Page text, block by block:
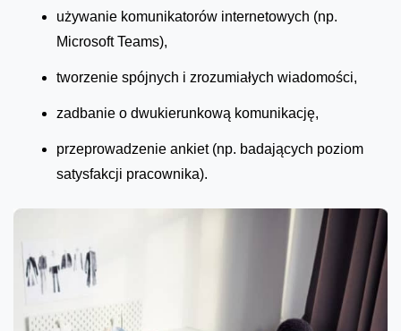
używanie komunikatorów internetowych (np.
Microsoft Teams),
tworzenie spójnych i zrozumiałych wiadomości,
zadbanie o dwukierunkową komunikację,
przeprowadzenie ankiet (np. badających poziom
satysfakcji pracownika).